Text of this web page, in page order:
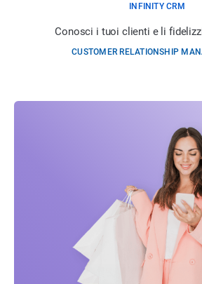
INFINITY CRM
Conosci i tuoi clienti e li
CUSTOMER RELATIONSHIP